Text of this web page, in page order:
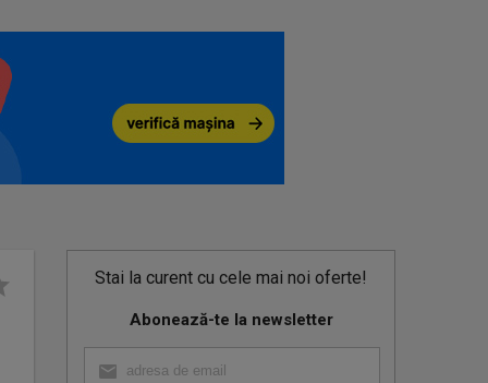
Stai la curent cu cele mai noi oferte!
Abonează-te la newsletter